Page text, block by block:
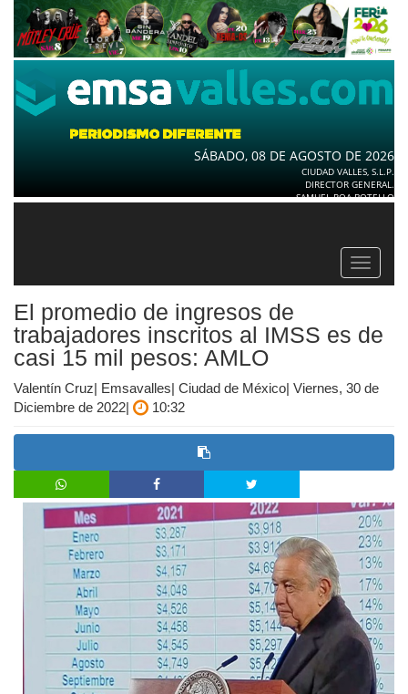
SÁBADO, 08 DE AGOSTO DE 2026
CIUDAD VALLES, S.L.P.
DIRECTOR GENERAL.
SAMUEL ROA BOTELLO
Toggle
El promedio de ingresos de
trabajadores inscritos al IMSS es de
casi 15 mil pesos: AMLO
Valentín Cruz| Emsavalles| Ciudad de México| Viernes, 30 de
Diciembre de 2022|
10:32